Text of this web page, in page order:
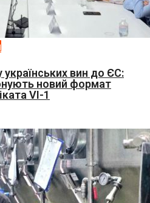
вин до ЄС:
новий формат
VI-1